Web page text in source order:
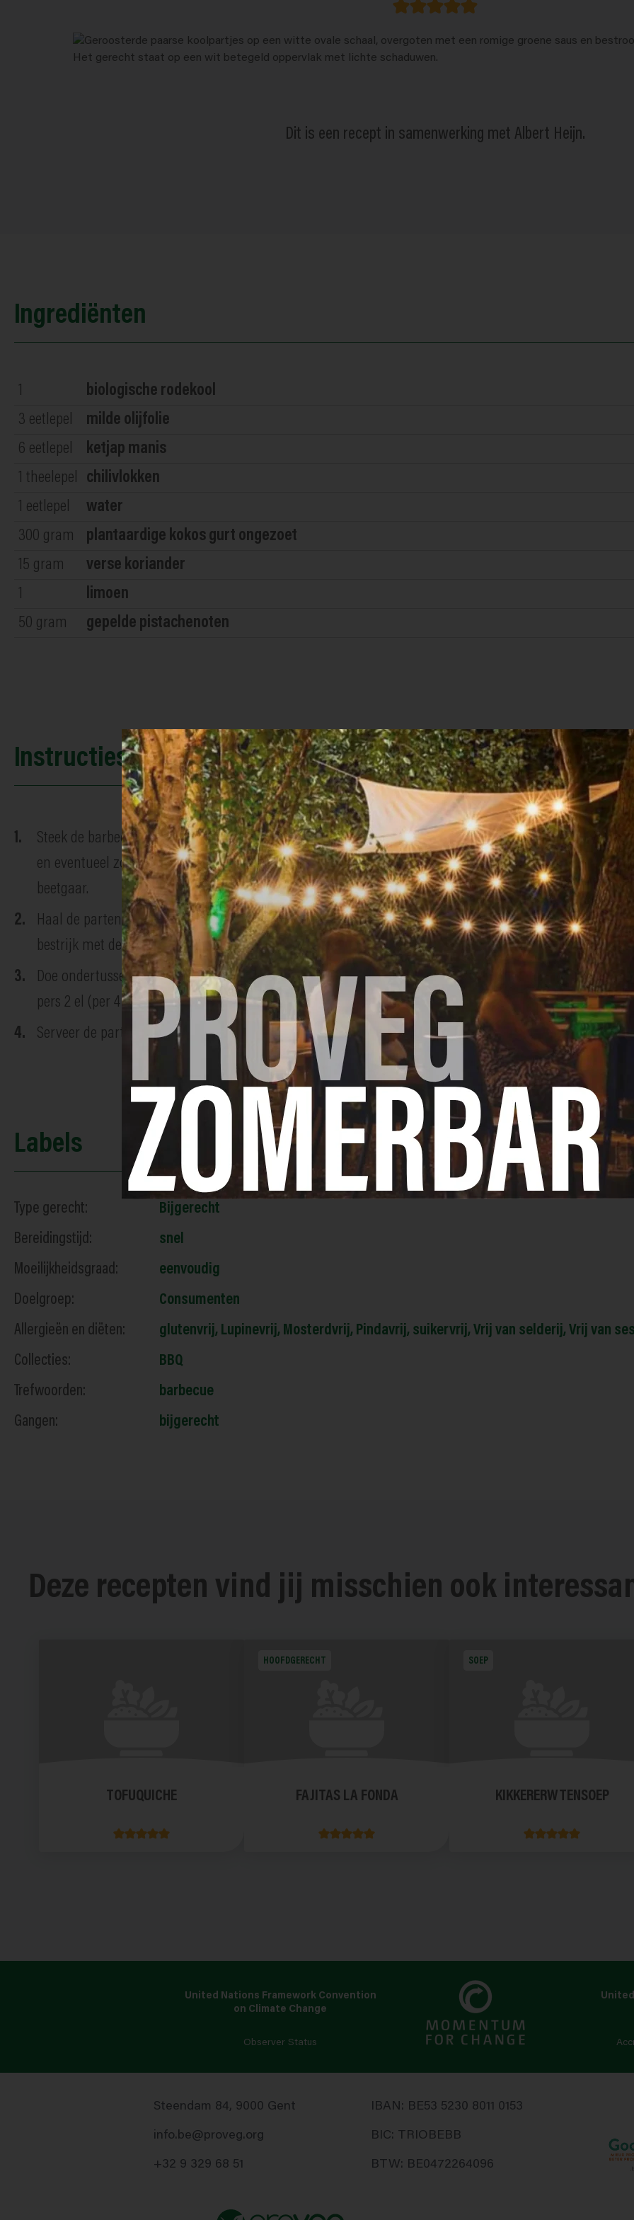
Dit is een recept in samenwerking met Albert Heijn.
Ingrediënten
1
biologische rodekool
3 eetlepel
milde olijfolie
6 eetlepel
ketjap manis
1 theelepel
chilivlokken
1 eetlepel
water
300 gram
plantaardige kokos gurt ongezoet
15 gram
verse koriander
1
limoen
50 gram gepelde pistachenoten
Instructies
Steek de barbecue aan. Snijd de rodekool in 8 gelijke parten. Meng de olie, met ketjap manis, het water
en eventueel zout. Besmeer de rodekoolparten met ⅔ van de marinade. Verpak ze in aluminiumfolie
beetgaar.
Haal de parten uit de aluminiumfolie (let op hete stoom). Gril de parten nog 5­-10 min. aan de
bestrijk met de rest van de marinade.
Doe ondertussen de kokos-gurt met de koriander in de hoge beker van de staafmixer. Boen de limoen
pers 2 el (per 4 personen) van het sap erbij. Pureer tot een gladde saus. Breng eventueel op smaak met
Serveer de parten met de saus en pistachenoten. Bestrooi de parten met de rest van de chilivlokken.
Labels
Type gerecht:
Bijgerecht
Bereidingstijd:
snel
Moeilijkheidsgraad:
eenvoudig
Doelgroep:
Consumenten
Allergieën en diëten:
glutenvrij, Lupinevrij, Mosterdvrij, Pindavrij, suikervrij, Vrij van selderij, Vrij van
Collecties:
BBQ
Trefwoorden:
barbecue
Gangen:
bijgerecht
Deze recepten vind jij misschien ook
TOFUQUICHE
HOOFDGERECHT
FAJITAS LA FONDA
SOEP
KIKKERERWTENSOEP
United Nations Framework Convention
on Climate Change
Observer Status
Steendam 84, 9000 Gent
info.be@proveg.org
+32 9 329 68 51
IBAN: BE53 5230 8011 0153
BIC: TRIOBEBB
BTW: BE0472264096